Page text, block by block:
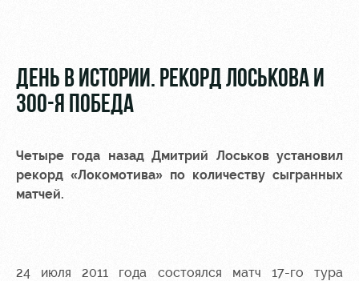
МГН
РЖД
Арена
Локо
Академия
Информация
карта
ДЕНЬ В ИСТОРИИ. РЕКОРД ЛОСЬКОВА И
300-Я ПОБЕДА
Четыре года назад Дмитрий Лоськов установил
рекорд «Локомотива» по количеству сыгранных
матчей.
24 июля 2011 года состоялся матч 17-го тура